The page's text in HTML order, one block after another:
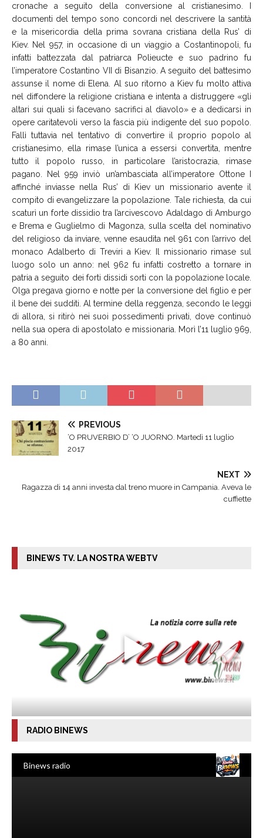
cronache a seguito della conversione al cristianesimo. I
documenti del tempo sono concordi nel descrivere la santità
e la misericordia della prima sovrana cristiana della Rus’ di
Kiev. Nel 957, in occasione di un viaggio a Costantinopoli, fu
infatti battezzata dal patriarca Polieucte e suo padrino fu
l’imperatore Costantino VII di Bisanzio. A seguito del battesimo
assunse il nome di Elena. Al suo ritorno a Kiev fu molto attiva
nel diffondere la religione cristiana e intenta a distruggere «gli
altari sui quali si facevano sacrifici al diavolo» e a dedicarsi in
opere caritatevoli verso la fascia più indigente del suo popolo.
Fallì tuttavia nel tentativo di convertire il proprio popolo al
cristianesimo, ella rimase l’unica a essersi convertita, mentre
tutto il popolo russo, in particolare l’aristocrazia, rimase
pagano. Nel 959 inviò un’ambasciata all’imperatore Ottone I
affinché inviasse nella Rus’ di Kiev un missionario avente il
compito di evangelizzare la popolazione. Tale richiesta, da cui
scaturì un forte dissidio tra l’arcivescovo Adaldago di Amburgo
e Brema e Guglielmo di Magonza, sulla scelta del nominativo
del religioso da inviare, venne esaudita nel 961 con l’arrivo del
monaco Adalberto di Treviri a Kiev. Il missionario rimase sul
luogo solo un anno: nel 962 fu infatti costretto a tornare in
patria a seguito dei forti dissidi sorti con la popolazione locale.
Olga pregava giorno e notte per la conversione del figlio e per
il bene dei sudditi. Al termine della reggenza, secondo le leggi
di allora, si ritirò nei suoi possedimenti privati, dove continuò
nella sua opera di apostolato e missionaria. Morì l’11 luglio 969,
a 80 anni.
PREVIOUS
‘O PRUVERBIO D’ ‘O JUORNO. Martedì 11 luglio
2017
NEXT
Ragazza di 14 anni investa dal treno muore in Campania. Aveva le
cuffiette
BINEWS TV. LA NOSTRA WEBTV
RADIO BINEWS